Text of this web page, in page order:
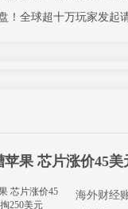
！全球超十万玩家发起
果 芯片涨价45
海外财经